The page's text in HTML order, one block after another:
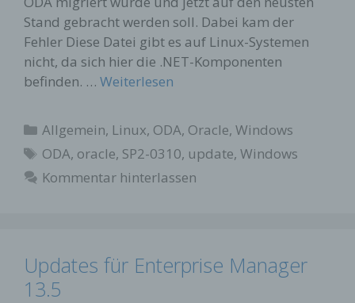
Stand gebracht werden soll. Dabei kam der
Fehler Diese Datei gibt es auf Linux-Systemen
nicht, da sich hier die .NET-Komponenten
befinden. … Weiterlesen
Kategorien
Allgemein, Linux, ODA, Oracle,Windows
Schlagwörter
ODA, oracle, SP2-0310, update,Windows
Kommentar hinterlassen
Updates für Enterprise Manager
13.5